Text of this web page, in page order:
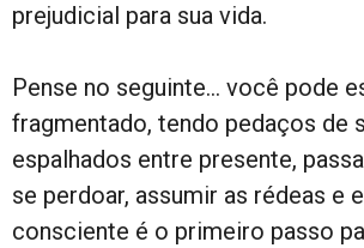
prejudicial para sua vida.
Pense no seguinte… você pode
fragmentado, tendo pedaços de
espalhados entre presente,
se perdoar, assumir as rédeas e
consciente é o primeiro passo